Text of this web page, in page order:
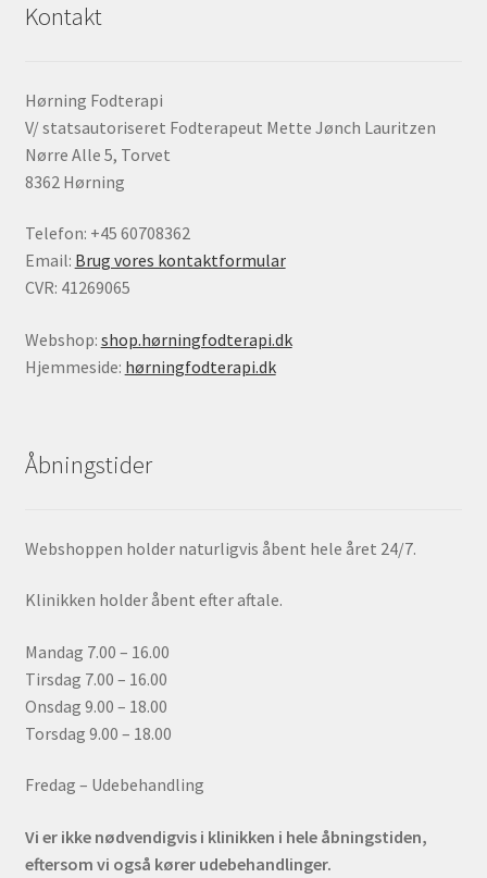
Kontakt
Hørning Fodterapi
V/ statsautoriseret Fodterapeut Mette Jønch Lauritzen
Nørre Alle 5, Torvet
8362 Hørning
Telefon: +45 60708362
Email: Brug vores kontaktformular
CVR: 41269065
Webshop: shop.hørningfodterapi.dk
Hjemmeside: hørningfodterapi.dk
Åbningstider
Webshoppen holder naturligvis åbent hele året 24/7.
Klinikken holder åbent efter aftale.
Mandag 7.00 – 16.00
Tirsdag 7.00 – 16.00
Onsdag 9.00 – 18.00
Torsdag 9.00 – 18.00
Fredag – Udebehandling
Vi er ikke nødvendigvis i klinikken i hele åbningstiden,
eftersom vi også kører udebehandlinger.